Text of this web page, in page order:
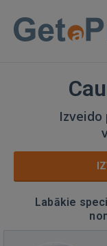
Labākie